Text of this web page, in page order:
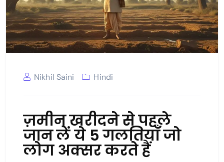
Nikhil Saini Hindi
ज़मीन खरीदने से पहले
जान लें ये 5 गलतियाँ जो
लोग अक्सर करते हैं